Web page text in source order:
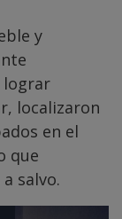
y
lograr
localizaron
en el
que
salvo.